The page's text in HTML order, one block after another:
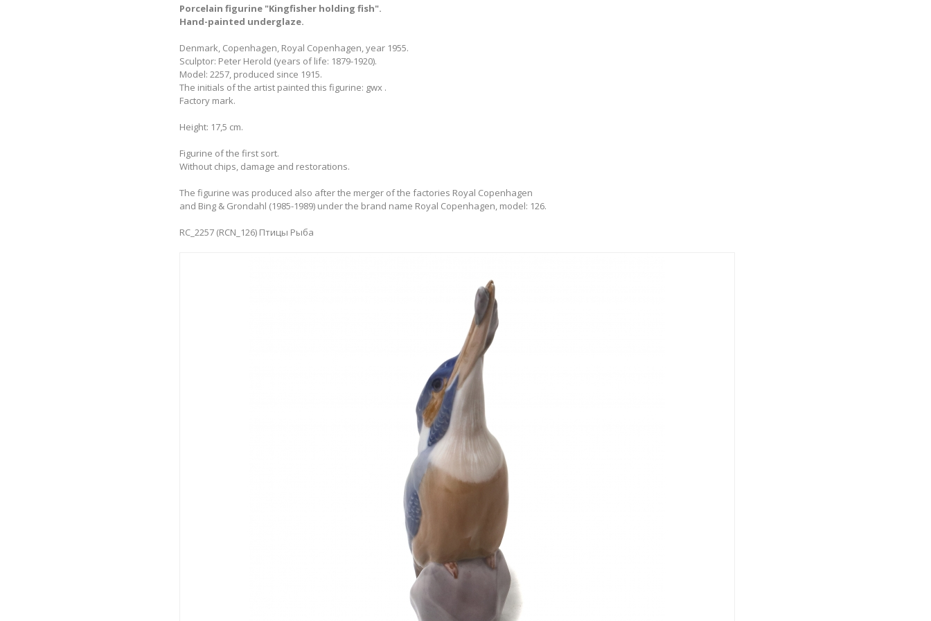
Porcelain figurine "Kingfisher holding fish".
Hand-painted underglaze.
Denmark, Copenhagen, Royal Copenhagen, year 1955.
Sculptor: Peter Herold (years of life: 1879-1920).
Model: 2257, produced since 1915.
The initials of the artist painted this figurine: gwx .
Factory mark.
Height: 17,5 cm.
Figurine of the first sort.
Without chips, damage and restorations.
The figurine was produced also after the merger of the factories Royal Copenhagen
and Bing & Grondahl (1985-1989) under the brand name Royal Copenhagen, model: 126.
RC_2257 (RCN_126) Птицы Рыба